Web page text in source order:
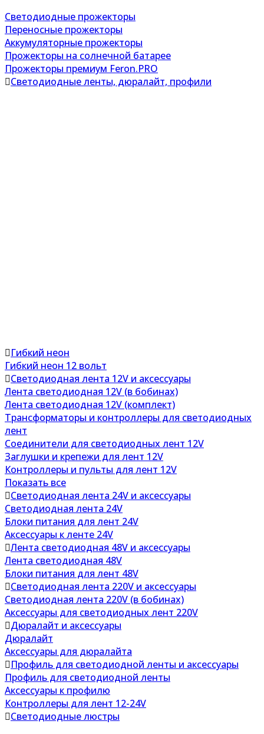
Светодиодные прожекторы
Переносные прожекторы
Аккумуляторные прожекторы
Прожекторы на солнечной батарее
Прожекторы премиум Feron.PRO
Светодиодные ленты, дюралайт, профили
Гибкий неон
Гибкий неон 12 вольт
Светодиодная лента 12V и аксессуары
Лента светодиодная 12V (в бобинах)
Лента светодиодная 12V (комплект)
Трансформаторы и контроллеры для светодиодных
лент
Соединители для светодиодных лент 12V
Заглушки и крепежи для лент 12V
Контроллеры и пульты для лент 12V
Показать все
Светодиодная лента 24V и аксессуары
Светодиодная лента 24V
Блоки питания для лент 24V
Аксессуары к ленте 24V
Лента светодиодная 48V и аксессуары
Лента светодиодная 48V
Блоки питания для лент 48V
Светодиодная лента 220V и аксессуары
Светодиодная лента 220V (в бобинах)
Аксессуары для светодиодных лент 220V
Дюралайт и аксессуары
Дюралайт
Аксессуары для дюралайта
Профиль для светодиодной ленты и аксессуары
Профиль для светодиодной ленты
Аксессуары к профилю
Контроллеры для лент 12-24V
Светодиодные люстры